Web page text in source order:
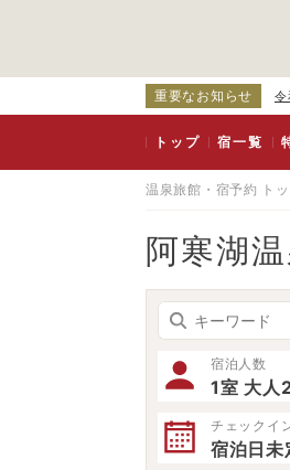
重要なお知らせ 令
トップ 宿一覧
温泉旅館・宿予約 ト
阿寒湖
宿泊人数
1室 大人
チェックイ
宿泊日未